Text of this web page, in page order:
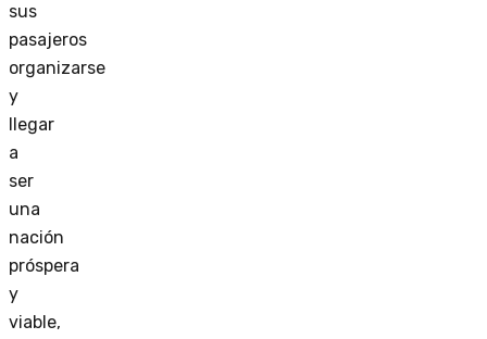
sus
pasajeros
organizarse
y
llegar
a
ser
una
nación
próspera
y
viable,